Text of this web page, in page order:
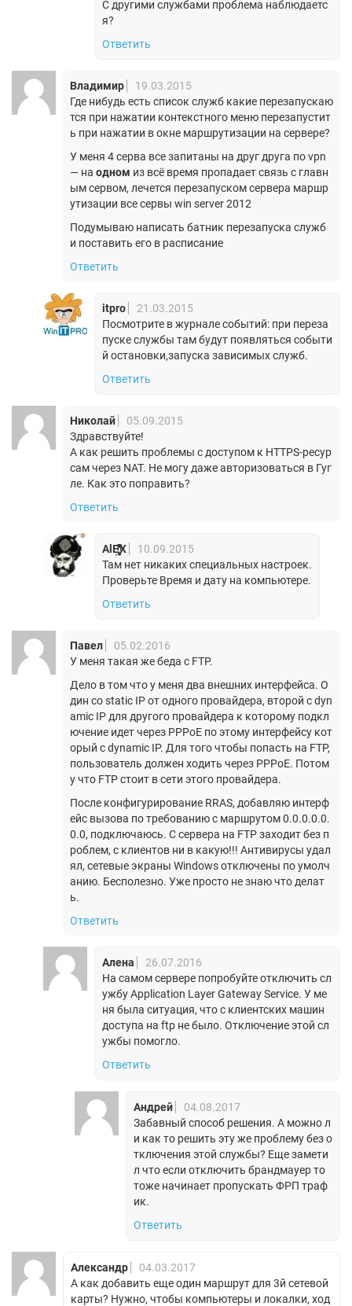
С другими службами проблема наблюдаетс
я?
Ответить
Владимир
19.03.2015
Где нибудь есть список служб какие перезапускаю
тся при нажатии контекстного меню перезапустит
ь при нажатии в окне маршрутизации на сервере?
У меня 4 серва все запитаны на друг друга по vpn
— на одном из всё время пропадает связь с главн
ым сервом, лечется перезапуском сервера маршр
утизации все сервы win server 2012
Подумываю написать батник перезапуска служб
и поставить его в расписание
Ответить
itpro
21.03.2015
Посмотрите в журнале событий: при переза
пуске службы там будут появляться событи
й остановки,запуска зависимых служб.
Ответить
Николай
05.09.2015
Здравствуйте!
А как решить проблемы с доступом к HTTPS-ресур
сам через NAT. Не могу даже авторизоваться в Гуг
ле. Как это поправить?
Ответить
AlE͕̬̦̥͎̟̯ͪ̓̇͊̋̍̚X
10.09.2015
Там нет никаких специальных настроек.
Проверьте Время и дату на компьютере.
Ответить
Павел
05.02.2016
У меня такая же беда с FTP.
Дело в том что у меня два внешних интерфейса. О
дин со static IP от одного провайдера, второй с dyn
amic IP для другого провайдера к которому подкл
ючение идет через PPPoE по этому интерфейсу кот
орый с dynamic IP. Для того чтобы попасть на FTP,
пользователь должен ходить через PPPoE. Потом
у что FTP стоит в сети этого провайдера.
После конфигурирование RRAS, добавляю интерф
ейс вызова по требованию с маршрутом 0.0.0.0.0.
0.0, подключаюсь. С сервера на FTP заходит без п
роблем, с клиентов ни в какую!!! Антивирусы удал
ял, сетевые экраны Windows отключены по умолч
анию. Бесполезно. Уже просто не знаю что делат
ь.
Ответить
Алена
26.07.2016
На самом сервере попробуйте отключить сл
ужбу Application Layer Gateway Service. У ме
ня была ситуация, что с клиентских машин
доступа на ftp не было. Отключение этой сл
ужбы помогло.
Ответить
Андрей
04.08.2017
Забавный способ решения. А можно л
и как то решить эту же проблему без о
тключения этой службы? Еще замети
л что если отключить брандмауер то
тоже начинает пропускать ФРП траф
ик.
Ответить
Александр
04.03.2017
А как добавить еще один маршрут для 3й сетевой
карты? Нужно, чтобы компьютеры и локалки, ход